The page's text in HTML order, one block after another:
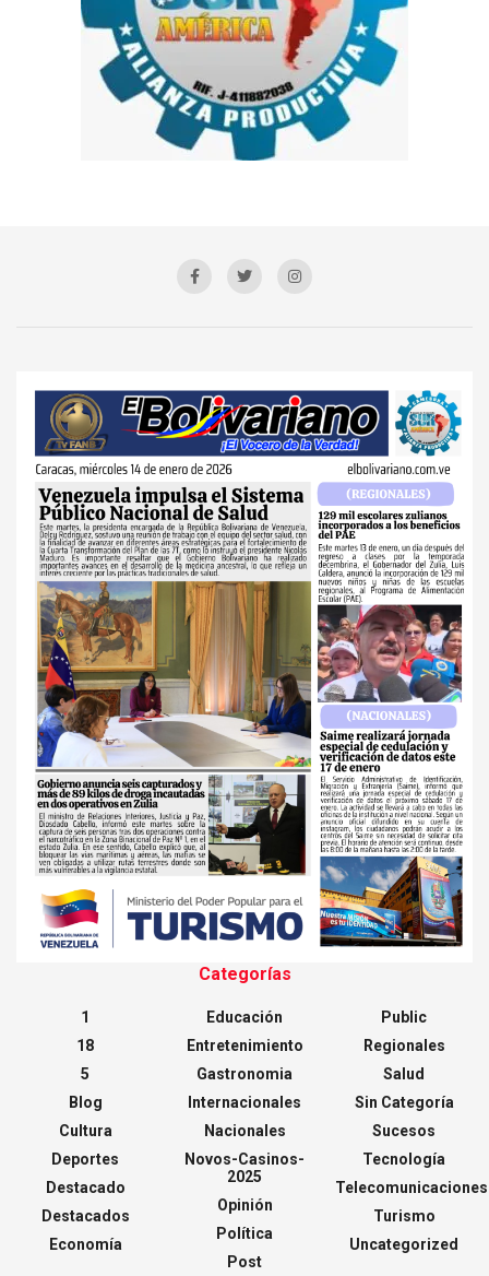
Categorías
1
18
5
Blog
Cultura
Deportes
Destacado
Destacados
Economía
Educación
Entretenimiento
Gastronomia
Internacionales
Nacionales
Novos-Casinos-
2025
Opinión
Política
Post
Public
Regionales
Salud
Sin Categoría
Sucesos
Tecnología
Telecomunicaciones
Turismo
Uncategorized